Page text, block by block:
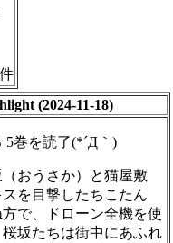
(2024-11-18)
5巻を読了(*´Д｀)
（おうさか）と猫屋敷
スを目撃したちこたん
で、ドローン全機を使
坂たちは街中にあふれ